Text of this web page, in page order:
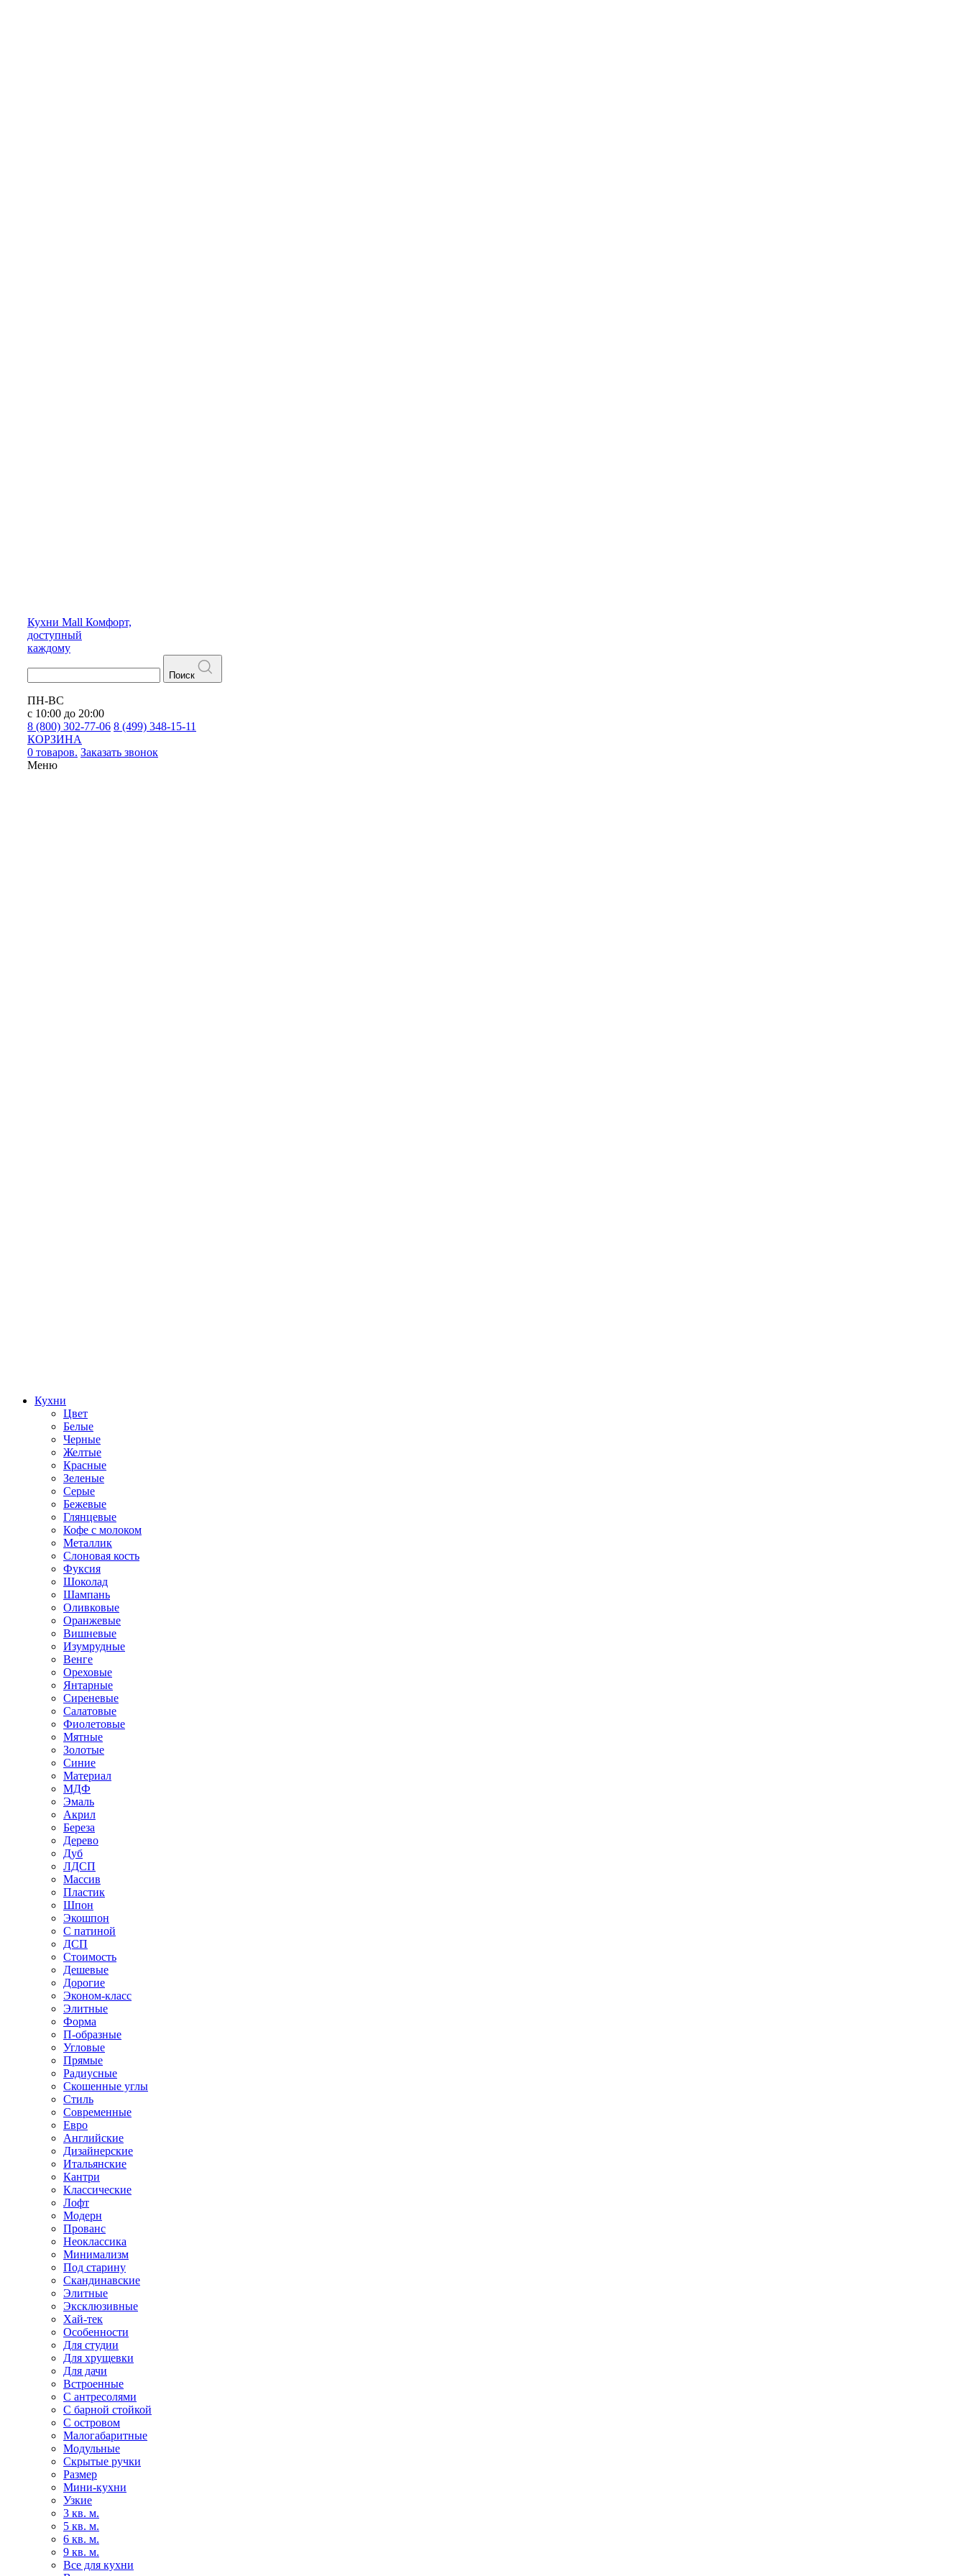
Кухни Mall Комфорт,
доступный
каждому
Поиск
ПН-ВС
с 10:00 до 20:00
8 (800) 302-77-06 8 (499) 348-15-11
КОРЗИНА
0 товаров. Заказать звонок
Меню
Кухни
Цвет
Белые
Черные
Желтые
Красные
Зеленые
Серые
Бежевые
Глянцевые
Кофе с молоком
Металлик
Слоновая кость
Фуксия
Шоколад
Шампань
Оливковые
Оранжевые
Вишневые
Изумрудные
Венге
Ореховые
Янтарные
Сиреневые
Салатовые
Фиолетовые
Мятные
Золотые
Синие
Материал
МДФ
Эмаль
Акрил
Береза
Дерево
Дуб
ЛДСП
Массив
Пластик
Шпон
Экошпон
С патиной
ДСП
Стоимость
Дешевые
Дорогие
Эконом-класс
Элитные
Форма
П-образные
Угловые
Прямые
Радиусные
Скошенные углы
Стиль
Современные
Евро
Английские
Дизайнерские
Итальянские
Кантри
Классические
Лофт
Модерн
Прованс
Неоклассика
Минимализм
Под старину
Скандинавские
Элитные
Эксклюзивные
Хай-тек
Особенности
Для студии
Для хрущевки
Для дачи
Встроенные
С антресолями
С барной стойкой
С островом
Малогабаритные
Модульные
Скрытые ручки
Размер
Мини-кухни
Узкие
3 кв. м.
5 кв. м.
6 кв. м.
9 кв. м.
Все для кухни